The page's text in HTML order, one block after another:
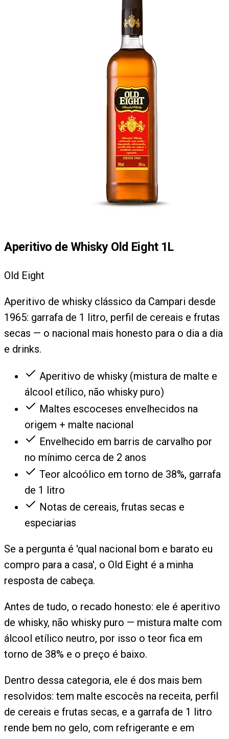
Aperitivo de Whisky Old Eight 1L
Old Eight
Aperitivo de whisky clássico da Campari desde
1965: garrafa de 1 litro, perfil de cereais e frutas
secas — o nacional mais honesto para o dia a dia
e drinks.
Aperitivo de whisky (mistura de malte e
álcool etílico, não whisky puro)
Maltes escoceses envelhecidos na
origem + malte nacional
Envelhecido em barris de carvalho por
no mínimo cerca de 2 anos
Teor alcoólico em torno de 38%, garrafa
de 1 litro
Notas de cereais, frutas secas e
especiarias
Se a pergunta é 'qual nacional bom e barato eu
compro para a casa', o Old Eight é a minha
resposta de cabeça.
Antes de tudo, o recado honesto: ele é aperitivo
de whisky, não whisky puro — mistura malte com
álcool etílico neutro, por isso o teor fica em
torno de 38% e o preço é baixo.
Dentro dessa categoria, ele é dos mais bem
resolvidos: tem malte escocês na receita, perfil
de cereais e frutas secas, e a garrafa de 1 litro
rende bem no gelo, com refrigerante e em